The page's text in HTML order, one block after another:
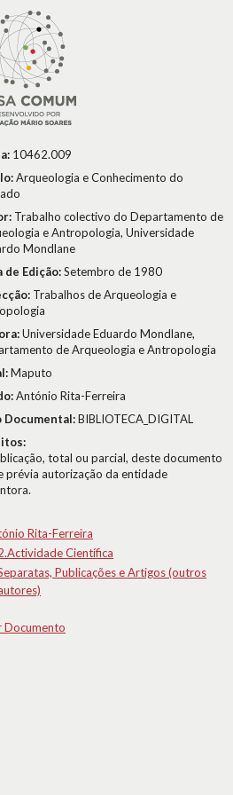
10462.009
Arqueologia e Conhecimento do
Trabalho colectivo do Departamento de
e Antropologia, Universidade
Mondlane
de Edição:Setembro de 1980
Trabalhos de Arqueologia e
Universidade Eduardo Mondlane,
de Arqueologia e Antropologia
Maputo
António Rita-Ferreira
Documental:BIBLIOTECA_DIGITAL
total ou parcial, deste documento
prévia autorização da entidade
Rita-Ferreira
Científica
Publicações e Artigos (outros
Documento